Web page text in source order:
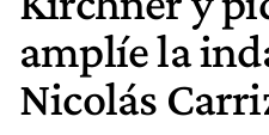
amplíe la
Nicolás